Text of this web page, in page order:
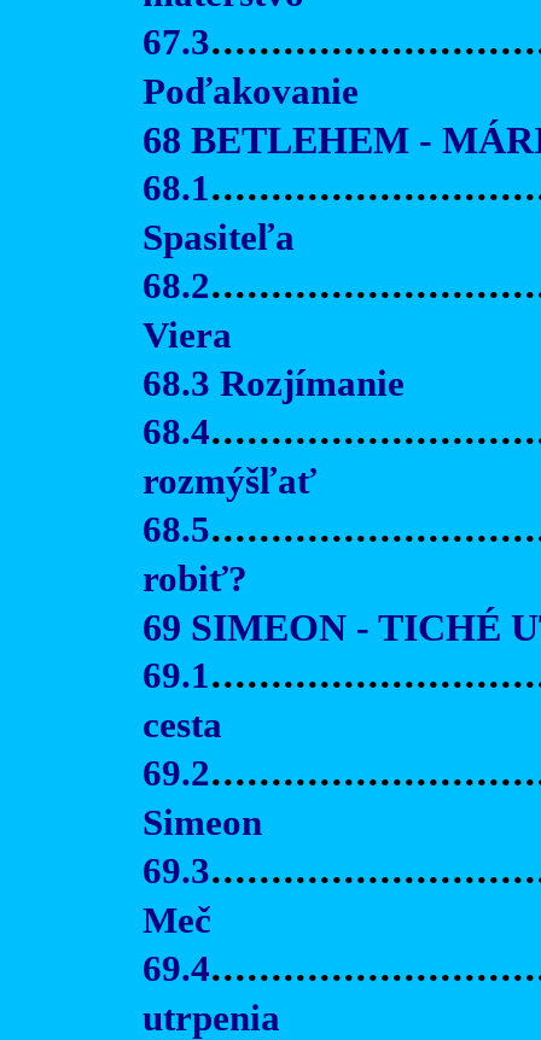
67.3
Poďakovanie
68 BETLEHEM -
68.1
Spasiteľa
68.2
Viera
68.3 Rozjímanie
68.4
rozmýšľať
68.5
robiť?
69 SIMEON - TICHÉ
69.1
cesta
69.2
Simeon
69.3
Meč
69.4
utrpenia